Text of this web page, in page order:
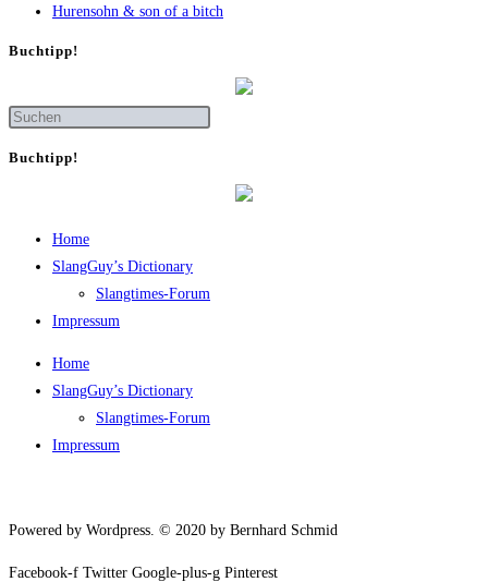
Huren­sohn & son of a bitch
Buch­tipp!
Buch­tipp!
Home
SlangGuy’s Dic­tion­a­ry
Slang­times-Forum
Impres­sum
Home
SlangGuy’s Dic­tion­a­ry
Slang­times-Forum
Impres­sum
Powered by Wordpress. © 2020 by Bernhard Schmid
Facebook-f Twitter Google-plus-g Pinterest